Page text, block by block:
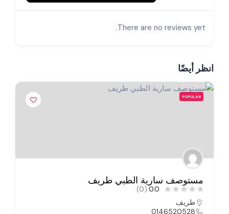
There are no reviews yet.
انظر أيضًا
POPULAR
مستوصف سارية الطبي طريف
0.0
(0)
طريف
0146520528